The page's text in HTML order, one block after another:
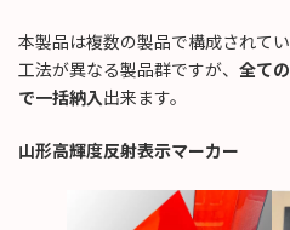
本製品は複数の製品で構成されて
工法が異なる製品群ですが、 全て
で一括納入出来ます。
山形高輝度反射表示マーカー